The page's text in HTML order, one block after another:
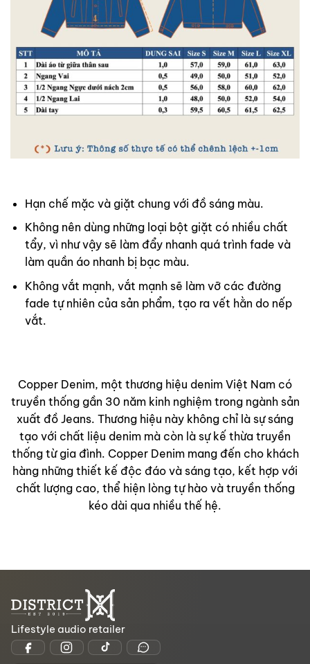
Hạn chế mặc và giặt chung với đồ sáng màu.
Không nên dùng những loại bột giặt có nhiều chất
tẩy, vì như vậy sẽ làm đẩy nhanh quá trình fade và
làm quần áo nhanh bị bạc màu.
Không vắt mạnh, vắt mạnh sẽ làm vỡ các đường
fade tự nhiên của sản phẩm, tạo ra vết hằn do nếp
vắt.
Copper Denim, một thương hiệu denim Việt Nam có
truyền thống gần 30 năm kinh nghiệm trong ngành sản
xuất đồ Jeans. Thương hiệu này không chỉ là sự sáng
tạo với chất liệu denim mà còn là sự kế thừa truyền
thống từ gia đình. Copper Denim mang đến cho khách
hàng những thiết kế độc đáo và sáng tạo, kết hợp với
chất lượng cao, thể hiện lòng tự hào và truyền thống
kéo dài qua nhiều thế hệ.
Lifestyle audio retailer